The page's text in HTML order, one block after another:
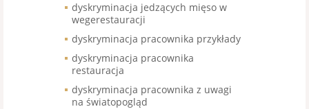
dyskryminacja jedzących mięso w
wegerestauracji
dyskryminacja pracownika przykłady
dyskryminacja pracownika
restauracja
dyskryminacja pracownika z uwagi
na światopogląd